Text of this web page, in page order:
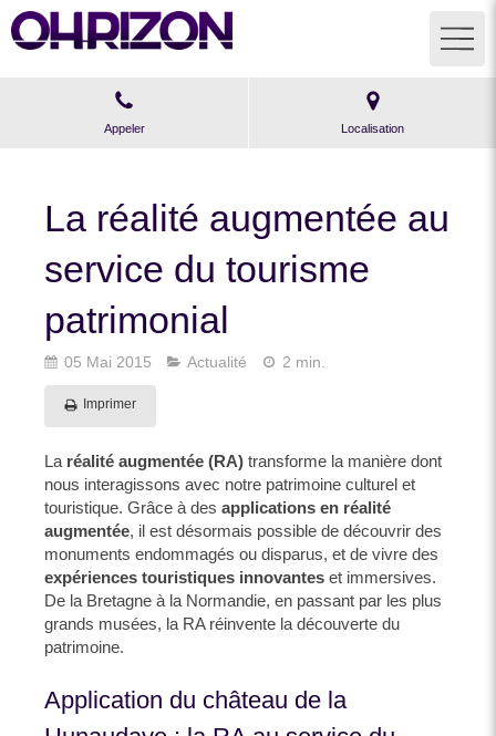
Appeler Localisation
La réalité augmentée au
service du tourisme
patrimonial
05 Mai 2015 Actualité 2 min.
Imprimer
La réalité augmentée (RA) transforme la manière dont
nous interagissons avec notre patrimoine culturel et
touristique. Grâce à des applications en réalité
augmentée, il est désormais possible de découvrir des
monuments endommagés ou disparus, et de vivre des
expériences touristiques innovantes et immersives.
De la Bretagne à la Normandie, en passant par les plus
grands musées, la RA réinvente la découverte du
patrimoine.
Application du château de la